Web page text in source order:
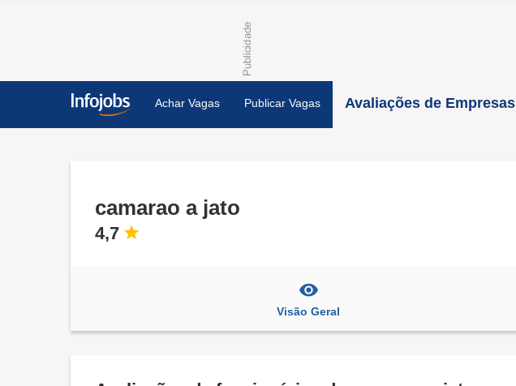
Achar Vagas Publicar Vagas Avaliações de Empresas
camarao a jato
4,7
Visão Geral